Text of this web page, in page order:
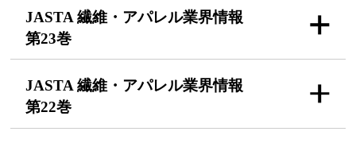
JASTA 繊維・アパレル業界情報
第23巻
JASTA 繊維・アパレル業界情報
第22巻